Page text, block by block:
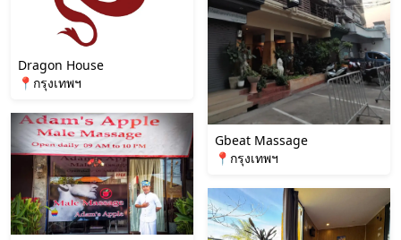
Dragon House
📍กรุงเทพฯ
Gbeat Massage
📍กรุงเทพฯ